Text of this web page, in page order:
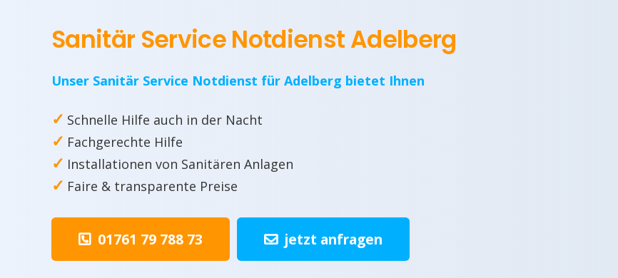
Sanitär Service Notdienst Adelberg
Unser Sanitär Service Notdienst für Adelberg bietet Ihnen
✓ Schnelle Hilfe auch in der Nacht
✓ Fachgerechte Hilfe
✓ Installationen von Sanitären Anlagen
✓ Faire & transparente Preise
01761 79 788 73 jetzt anfragen